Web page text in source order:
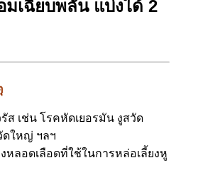
มเฉียบพลัน แบ่งได้ 2
ส เช่น โรคหัดเยอรมัน งูสวัด
ดใหญ่ ฯลฯ
หลอดเลือดที่ใช้ในการหล่อเลี้ยงหู